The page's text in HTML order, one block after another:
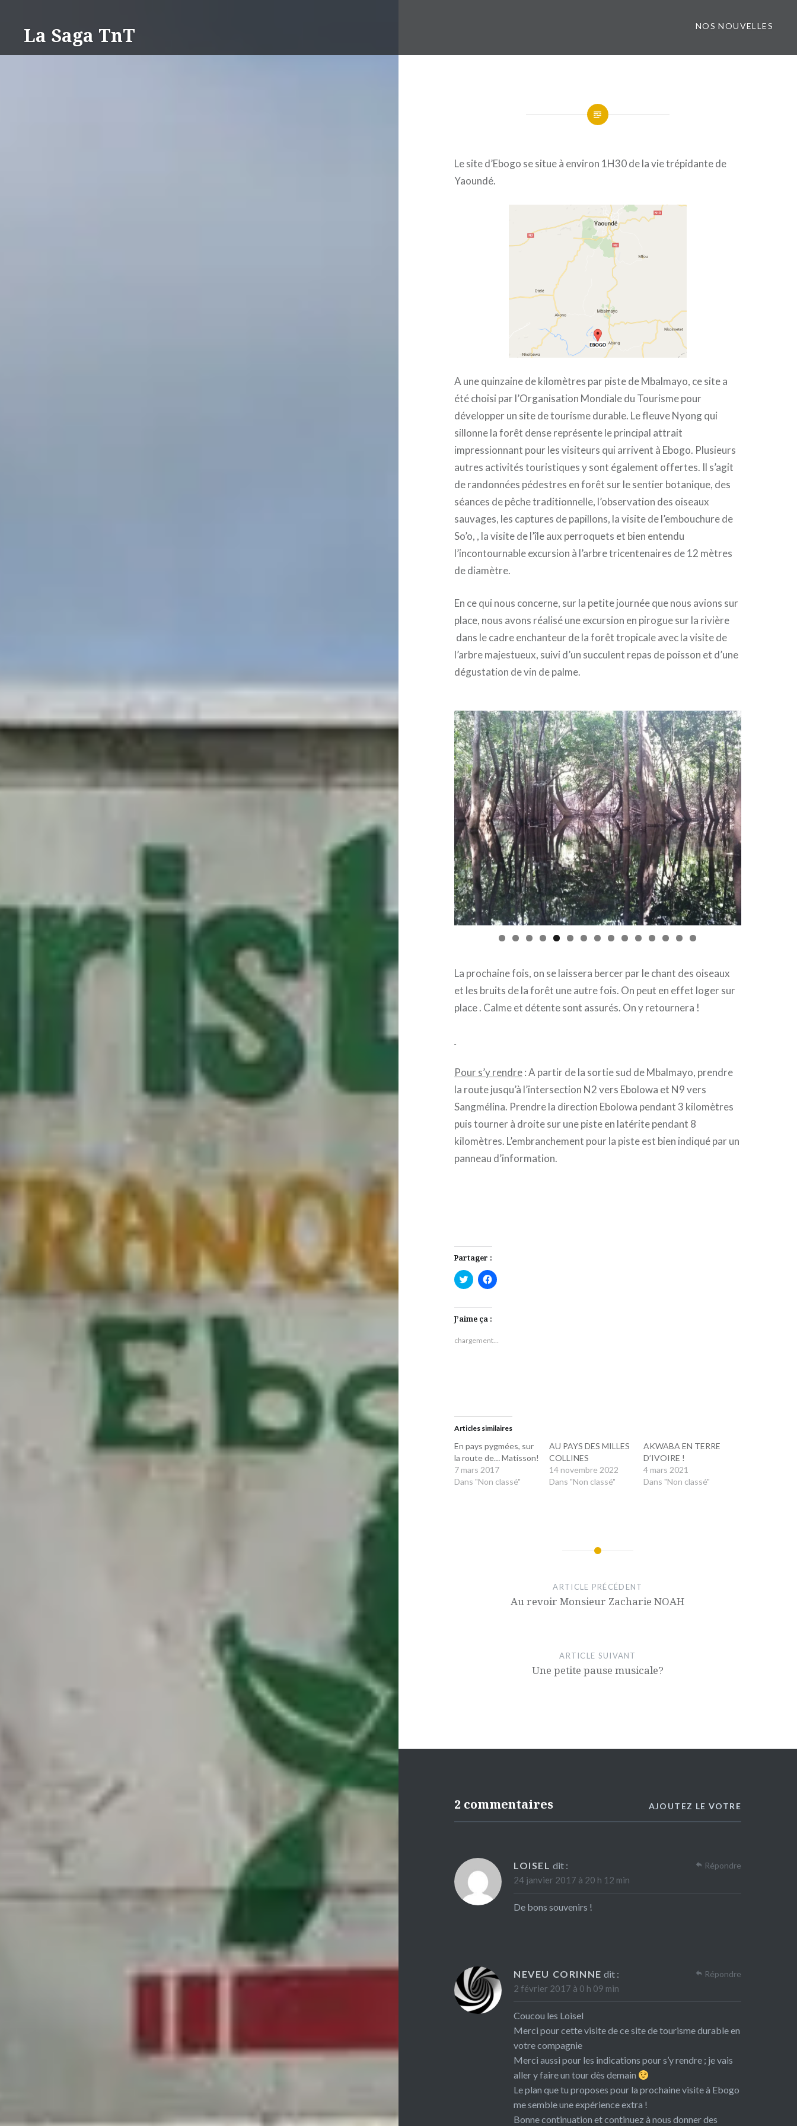
contenuLa Saga TnT NOS NOUVELLES
Le site d’Ebogo se situe à environ 1H30 de la vie trépidante de
Yaoundé.
A une quinzaine de kilomètres par piste de Mbalmayo, ce site a
été choisi par l’Organisation Mondiale du Tourisme pour
développer un site de tourisme durable. Le fleuve Nyong qui
sillonne la forêt dense représente le principal attrait
impressionnant pour les visiteurs qui arrivent à Ebogo. Plusieurs
autres activités touristiques y sont également offertes. Il s’agit
de randonnées pédestres en forêt sur le sentier botanique, des
séances de pêche traditionnelle, l’observation des oiseaux
sauvages, les captures de papillons, la visite de l’embouchure de
So’o, , la visite de l’île aux perroquets et bien entendu
l’incontournable excursion à l’arbre tricentenaires de 12 mètres
de diamètre.
En ce qui nous concerne, sur la petite journée que nous avions sur
place, nous avons réalisé une excursion en pirogue sur la rivière
dans le cadre enchanteur de la forêt tropicale avec la visite de
l’arbre majestueux, suivi d’un succulent repas de poisson et d’une
dégustation de vin de palme.
La prochaine fois, on se laissera bercer par le chant des oiseaux
et les bruits de la forêt une autre fois. On peut en effet loger sur
place . Calme et détente sont assurés. On y retournera !
Pour s’y rendre: A partir de la sortie sud de Mbalmayo, prendre
la route jusqu’à l’intersection N2 vers Ebolowa et N9 vers
Sangmélina. Prendre la direction Ebolowa pendant 3 kilomètres
puis tourner à droite sur une piste en latérite pendant 8
kilomètres. L’embranchement pour la piste est bien indiqué par un
panneau d’information.
Partager :
Cliquez
pour
Twitter(ouvre
dans
une
fenêtre)
Cliquez
pour
fenêtre)
J’aime ça :
chargement…
Articles similaires
En pays pygmées, sur
la route de… Matisson!
7 mars 2017
Dans "Non classé"
AU PAYS DES MILLES
COLLINES
14 novembre 2022
Dans "Non classé"
AKWABA EN TERRE
D’IVOIRE !
4 mars 2021
Dans "Non classé"
ARTICLE PRÉCÉDENT
Au revoir Monsieur Zacharie NOAH
ARTICLE SUIVANT
Une petite pause musicale?
2 commentaires AJOUTEZ LE VOTRE
LOISEL dit :
24 janvier 2017 à 20 h 12 min
De bons souvenirs !
Répondre
NEVEU CORINNE dit :
2 février 2017 à 0 h 09 min
Coucou les Loisel
Merci pour cette visite de ce site de tourisme durable en
votre compagnie
Merci aussi pour les indications pour s’y rendre ; je vais
aller y faire un tour dès demain
Le plan que tu proposes pour la prochaine visite à Ebogo
me semble une expérience extra !
Bonne continuation et continuez à nous donner des
Répondre